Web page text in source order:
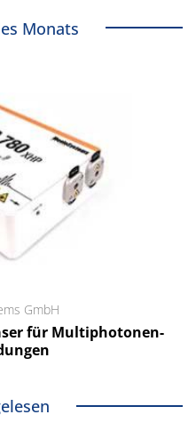
Monats
GmbH
für Multiphotonen-